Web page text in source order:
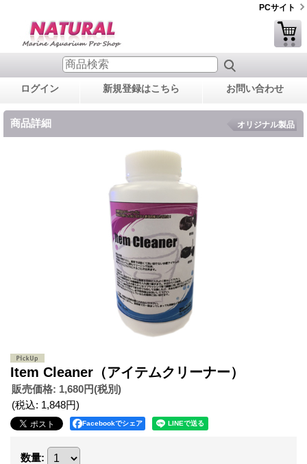
PCサイト
ログイン 新規登録はこちら お問い合わせ
商品詳細 オリジナル製品
Item Cleaner（アイテムクリーナー）
販売価格: 1,680円(税別)
(税込: 1,848円)
Facebookでシェア
数量: